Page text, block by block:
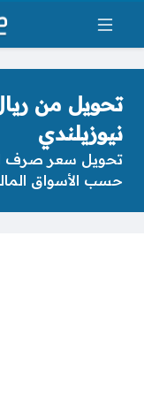
تحويل من
نيوزيلندي
تحويل سعر صرف
حسب الأسواق